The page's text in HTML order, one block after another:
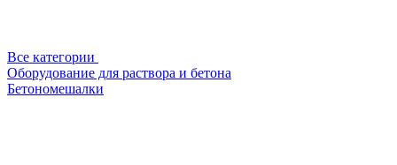
Все категории
Оборудование для раствора и бетона
Бетономешалки